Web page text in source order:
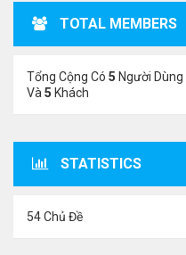
TOTAL MEMBERS
Tổng Cộng Có 5 Người
Và 5 Khách
STATISTICS
54 Chủ Đề